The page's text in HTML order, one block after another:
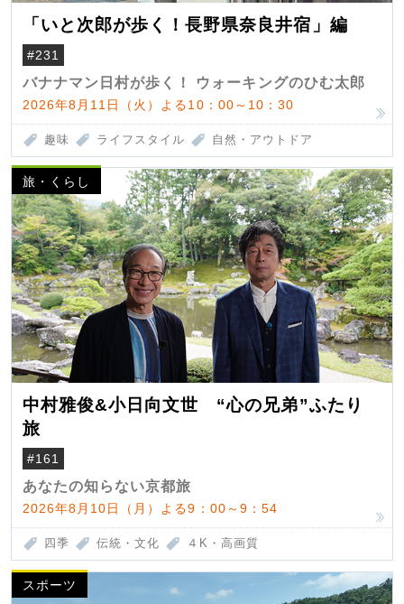
「いと次郎が歩く！長野県奈良井宿」編
#231
バナナマン日村が歩く！ ウォーキングのひむ太郎
2026年8月11日（火）よる10：00～10：30
趣味 ライフスタイル 自然・アウトドア
旅・くらし
中村雅俊&小日向文世 “心の兄弟”ふたり
旅
#161
あなたの知らない京都旅
2026年8月10日（月）よる9：00～9：54
四季 伝統・文化 ４K・高画質
スポーツ